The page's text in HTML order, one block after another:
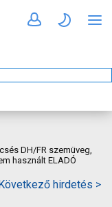
DH/FR szemüveg,
használt ELADÓ
hirdetés >